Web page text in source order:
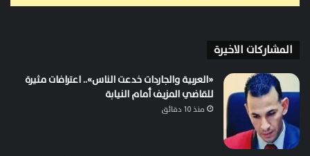
المشاركات الاخيرة
«العربية والجاردات خدعت الناس».. اعترافات مثيرة
للقاضي المزيف أمام النيابة
منذ 10 دقائق